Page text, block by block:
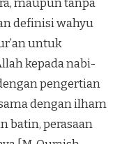
definisi wahyu
untuk
kepada nabi-
pengertian
dengan ilham
batin, perasaan